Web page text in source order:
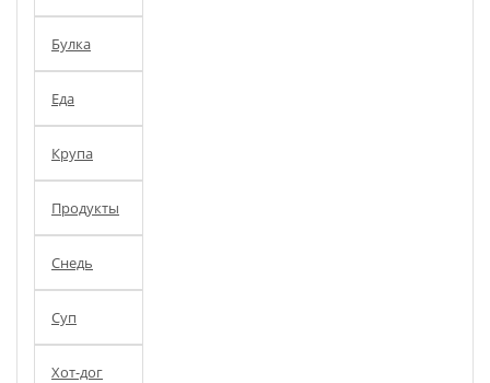
Булка
Еда
Крупа
Продукты
Снедь
Суп
Хот-дог